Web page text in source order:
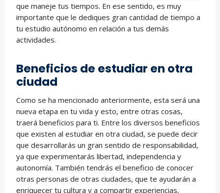
que maneje tus tiempos. En ese sentido, es muy
importante que le dediques gran cantidad de tiempo a
tu estudio autónomo en relación a tus demás
actividades.
Beneficios de estudiar en otra
ciudad
Como se ha mencionado anteriormente, esta será una
nueva etapa en tu vida y esto, entre otras cosas,
traerá beneficios para ti. Entre los diversos beneficios
que existen al estudiar en otra ciudad, se puede decir
que desarrollarás un gran sentido de responsabilidad,
ya que experimentarás libertad, independencia y
autonomía. También tendrás el beneficio de conocer
otras personas de otras ciudades, que te ayudarán a
enriquecer tu cultura y a compartir experiencias,